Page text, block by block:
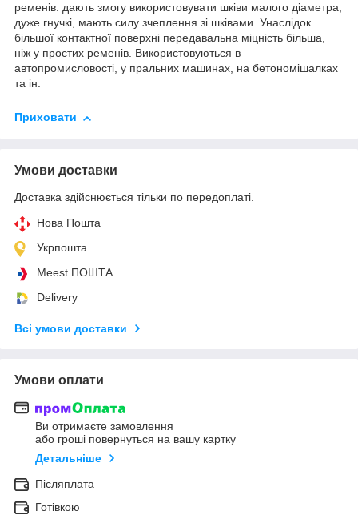
ременів: дають змогу використовувати шківи малого діаметра,
дуже гнучкі, мають силу зчеплення зі шківами. Унаслідок
більшої контактної поверхні передавальна міцність більша,
ніж у простих ременів. Використовуються в
автопромисловості, у пральних машинах, на бетономішалках
та ін.
Приховати
Умови доставки
Доставка здійснюється тільки по передоплаті.
Нова Пошта
Укрпошта
Meest ПОШТА
Delivery
Всі умови доставки
Умови оплати
Ви отримаєте замовлення
або гроші повернуться на вашу картку
Детальніше
Післяплата
Готівкою